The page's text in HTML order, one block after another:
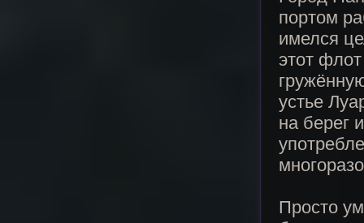
портом
имелся
этот
устье
на берег
Просто